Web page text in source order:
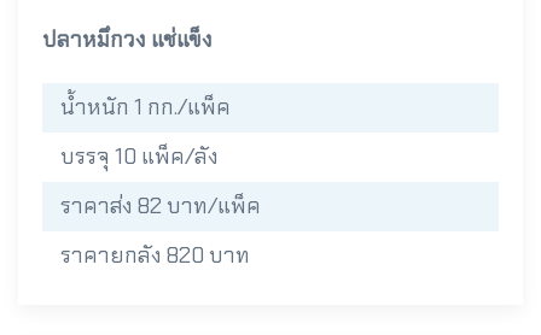
ปลาหมึกวง แช่แข็ง
น้ำหนัก 1 กก./แพ็ค
บรรจุ 10 แพ็ค/ลัง
ราคาส่ง 82 บาท/แพ็ค
ราคายกลัง 820 บาท